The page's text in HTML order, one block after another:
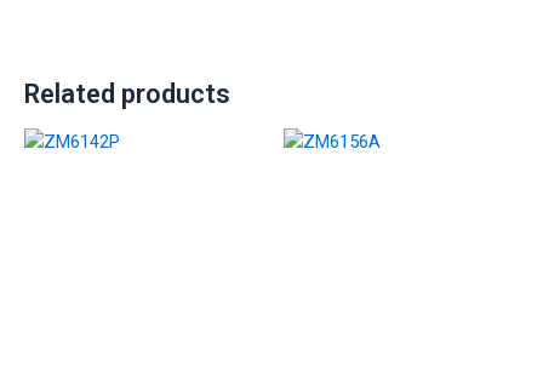
Related products